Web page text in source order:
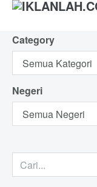
Category
Negeri